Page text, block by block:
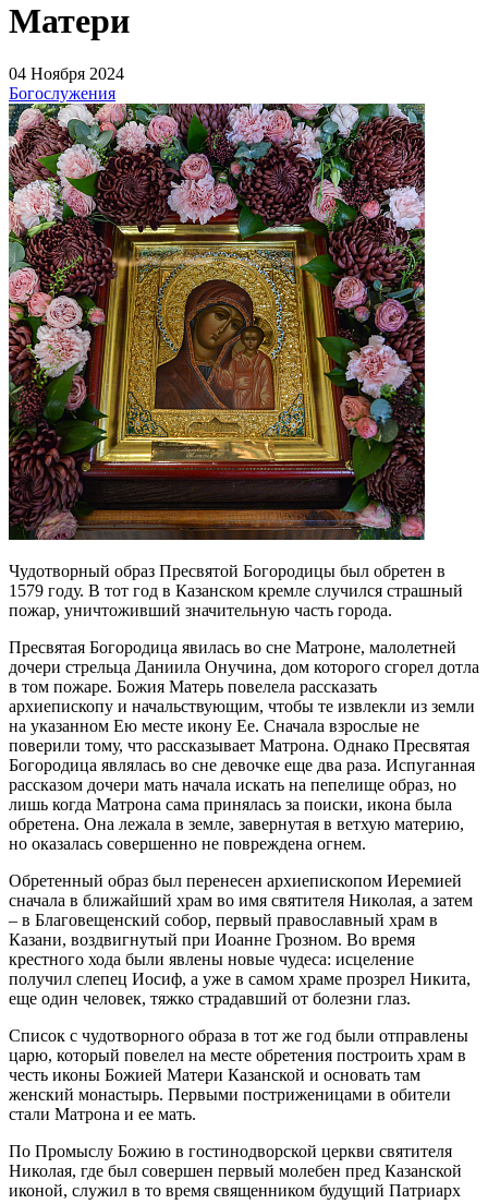
Матери
04 Ноября 2024
Богослужения
Чудотворный образ Пресвятой Богородицы был обретен в
1579 году. В тот год в Казанском кремле случился страшный
пожар, уничтоживший значительную часть города.
Пресвятая Богородица явилась во сне Матроне, малолетней
дочери стрельца Даниила Онучина, дом которого сгорел дотла
в том пожаре. Божия Матерь повелела рассказать
архиепископу и начальствующим, чтобы те извлекли из земли
на указанном Ею месте икону Ее. Сначала взрослые не
поверили тому, что рассказывает Матрона. Однако Пресвятая
Богородица являлась во сне девочке еще два раза. Испуганная
рассказом дочери мать начала искать на пепелище образ, но
лишь когда Матрона сама принялась за поиски, икона была
обретена. Она лежала в земле, завернутая в ветхую материю,
но оказалась совершенно не повреждена огнем.
Обретенный образ был перенесен архиепископом Иеремией
сначала в ближайший храм во имя святителя Николая, а затем
– в Благовещенский собор, первый православный храм в
Казани, воздвигнутый при Иоанне Грозном. Во время
крестного хода были явлены новые чудеса: исцеление
получил слепец Иосиф, а уже в самом храме прозрел Никита,
еще один человек, тяжко страдавший от болезни глаз.
Список с чудотворного образа в тот же год были отправлены
царю, который повелел на месте обретения построить храм в
честь иконы Божией Матери Казанской и основать там
женский монастырь. Первыми постриженицами в обители
стали Матрона и ее мать.
По Промыслу Божию в гостинодворской церкви святителя
Николая, где был совершен первый молебен пред Казанской
иконой, служил в то время священником будущий Патриарх